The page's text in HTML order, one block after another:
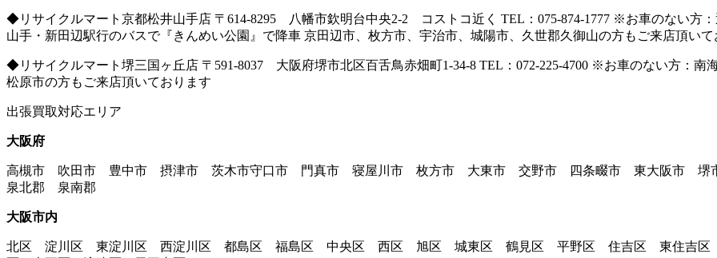
◆リサイクルマート京都松井山手店 〒614-8295 八幡市欽明台中央2-2 コストコ近く TEL：075-874-1777 ※お車のない方
山手・新田辺駅行のバスで『きんめい公園』で降車 京田辺市、枚方市、宇治市、城陽市、久世郡久御山の方もご来店頂いて
◆リサイクルマート堺三国ヶ丘店 〒591-8037 大阪府堺市北区百舌鳥赤畑町1-34-8 TEL：072-225-4700 ※お車のない方：南
松原市の方もご来店頂いております
出張買取対応エリア
大阪府
高槻市 吹田市 豊中市 摂津市 茨木市守口市 門真市 寝屋川市 枚方市 大東市 交野市 四条畷市 東大阪市
泉北郡 泉南郡
大阪市内
北区 淀川区 東淀川区 西淀川区 都島区 福島区 中央区 西区 旭区 城東区 鶴見区 平野区 住吉区 東住吉